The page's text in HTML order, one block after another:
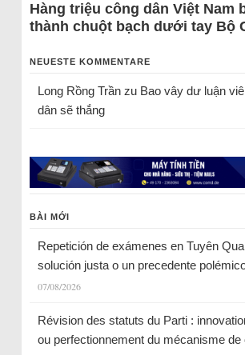
Hàng triệu công dân Việt Nam
thành chuột bạch dưới tay Bộ
NEUESTE KOMMENTARE
Long Rồng Trầnzu Bao vây dư luận
dân sẽ thắng
BÀI MỚI
Repetición de exámenes en Tuyên
solución justa o un precedente
07/08/2026
Révision des statuts du Parti :
ou perfectionnement du mécanisme de